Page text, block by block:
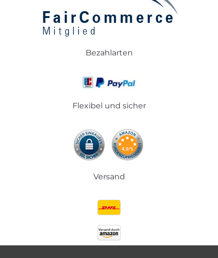
Bezahlarten
Flexibel und sicher
Versand